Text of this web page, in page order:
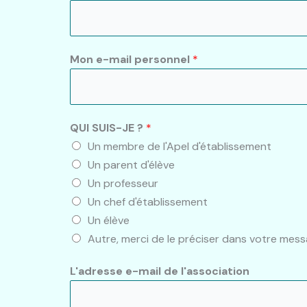
Mon e-mail personnel *
QUI SUIS-JE ? *
Un membre de l'Apel d'établissement
Un parent d'élève
Un professeur
Un chef d'établissement
Un élève
Autre, merci de le préciser dans votre
L'adresse e-mail de l'association